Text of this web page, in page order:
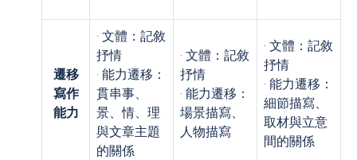
遷移
寫作
能力
· 文體：記敘
抒情
· 能力遷移：
貫串事、
景、情、理
與文章主題
的關係
· 文體：記敘
抒情
· 能力遷移：
場景描寫、
人物描寫
· 文體：記敘
抒情
· 能力遷移：
細節描寫、
取材與立意
間的關係